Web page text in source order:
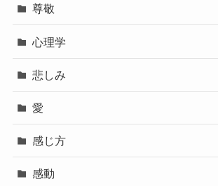
尊敬
心理学
悲しみ
愛
感じ方
感動